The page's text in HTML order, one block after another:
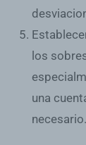
los
una
necesario.